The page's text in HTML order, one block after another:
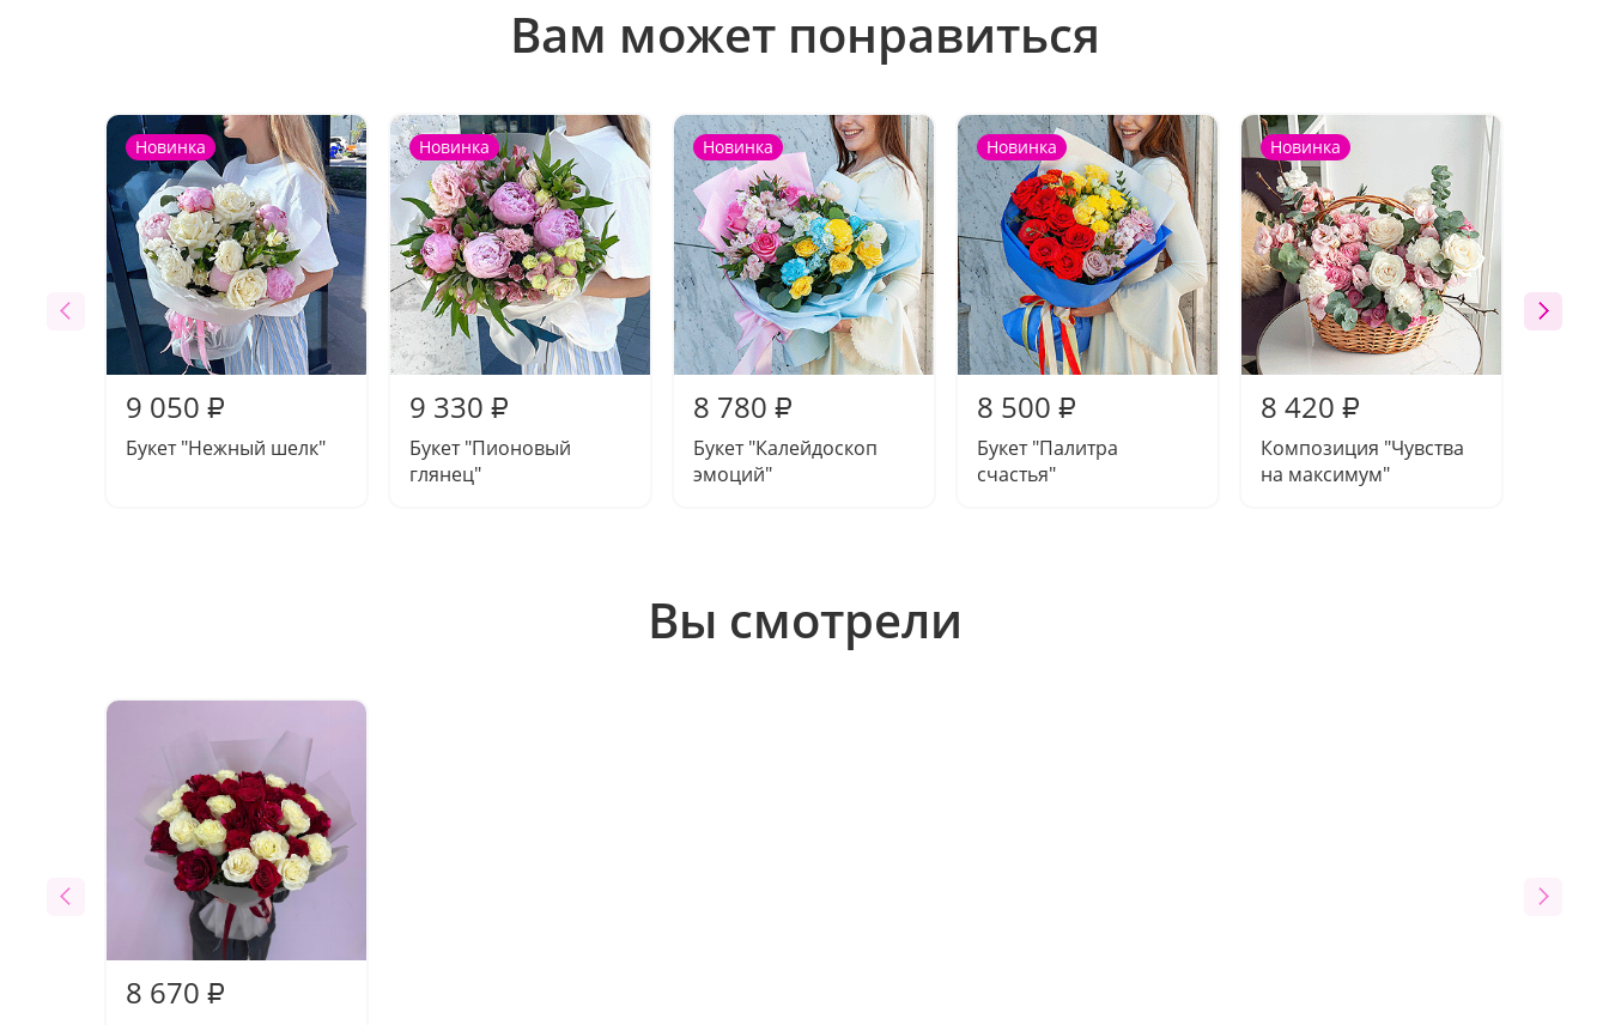
Вам может понравиться
Новинка
9 050 ₽
Букет "Нежный шелк"
Новинка
9 330 ₽
Букет "Пионовый
глянец"
Новинка
8 780 ₽
Букет "Калейдоскоп
эмоций"
Новинка
8 500 ₽
Букет "Палитра
счастья"
Новинка
8 420 ₽
Композиция "Чувства
на максимум"
Вы смотрели
8 670 ₽